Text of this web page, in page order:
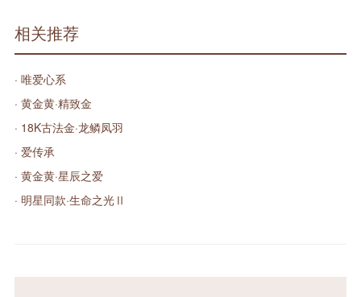
相关推荐
· 唯爱心系
· 黄金黄·精致金
· 18K古法金·龙鳞凤羽
· 爱传承
· 黄金黄·星辰之爱
· 明星同款·生命之光Ⅱ